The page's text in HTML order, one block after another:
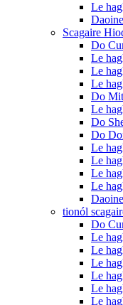
Le
Scagaire
Do
Le
Le
Le
Do
Le
Do
Do
Le
Le
Le
Le
tionól
Do
Le
Le
Le
Le
Le
Le